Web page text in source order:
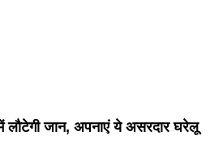
लौटेगी जान, अपनाएं ये असरदार घरेलू